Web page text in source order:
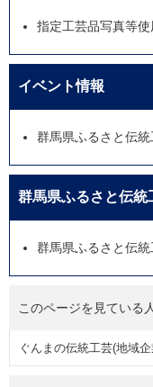
指定工芸品写真等
イベント情報
群馬県ふるさと伝統
群馬県ふるさと伝統
群馬県ふるさと伝
このページを見ている
ぐんまの伝統工芸(地域